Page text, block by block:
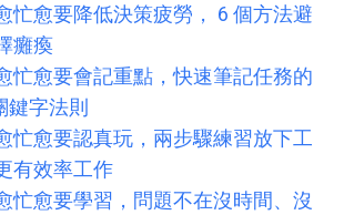
忙愈要降低決策疲勞， 6 個方法避
癱瘓
忙愈要會記重點，快速筆記任務的
鍵字法則
忙愈要認真玩，兩步驟練習放下工
有效率工作
忙愈要學習，問題不在沒時間、沒